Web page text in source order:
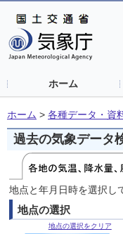
ホーム
ホーム > 各種データ・資
過去の気象データ
地点と年月日時を選択し
地点の選択
地点の選択をクリア